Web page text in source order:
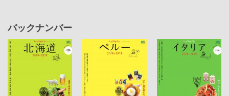
バックナンバー